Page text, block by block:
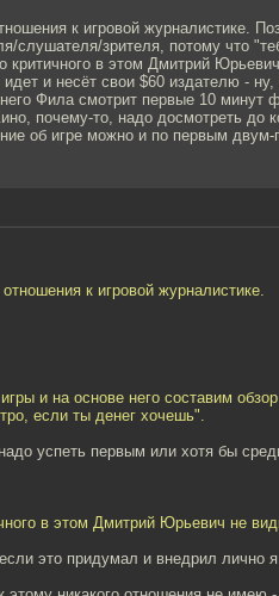
к игровой журналистике.
слушателя/зрителя, потому что
критичного в этом Дмитрий
идет и несёт свои $60 издателю -
Фила смотрит первые 10 минут
почему-то, надо досмотреть до
об игре можно и по первым двум-
к игровой журналистике.
и на основе него составим
если ты денег хочешь".
успеть первым или хотя бы
в этом Дмитрий Юрьевич не
это придумал и внедрил лично я